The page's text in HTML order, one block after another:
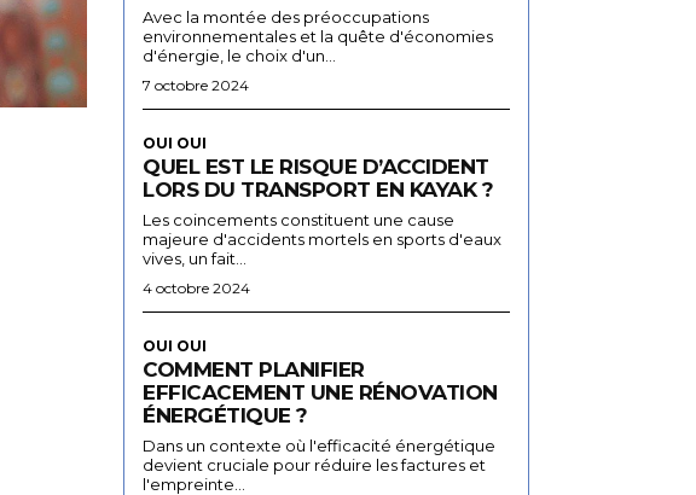
Avec la montée des préoccupations
environnementales et la quête d'économies
d'énergie, le choix d'un...
7 octobre 2024
OUI OUI
QUEL EST LE RISQUE D’ACCIDENT
LORS DU TRANSPORT EN KAYAK ?
Les coincements constituent une cause
majeure d'accidents mortels en sports d'eaux
vives, un fait...
4 octobre 2024
OUI OUI
COMMENT PLANIFIER
EFFICACEMENT UNE RÉNOVATION
ÉNERGÉTIQUE ?
Dans un contexte où l'efficacité énergétique
devient cruciale pour réduire les factures et
l'empreinte...